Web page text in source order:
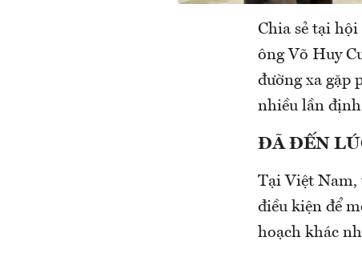
Chia sẻ tại hội
ông Võ Huy
đường xa gặp
nhiều lần
ĐÃ ĐẾN
Tại Việt Nam,
điều kiện để
hoạch khác